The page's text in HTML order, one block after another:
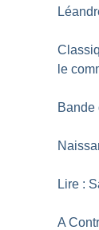
le
Bande
Lire :
A